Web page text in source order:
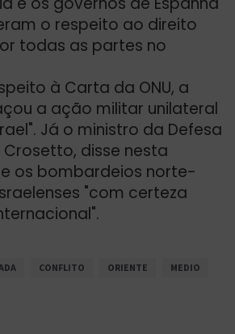
o respeito ao direito
todas as partes no
à Carta da ONU, a
a ação militar unilateral
Já o ministro da Defesa
disse nesta
os bombardeios norte-
"com certeza
CONFLITO ORIENTE MEDIO